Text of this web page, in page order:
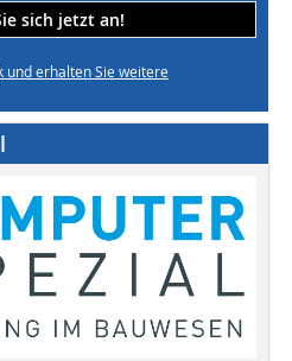
sich jetzt an!
und erhalten Sie weitere